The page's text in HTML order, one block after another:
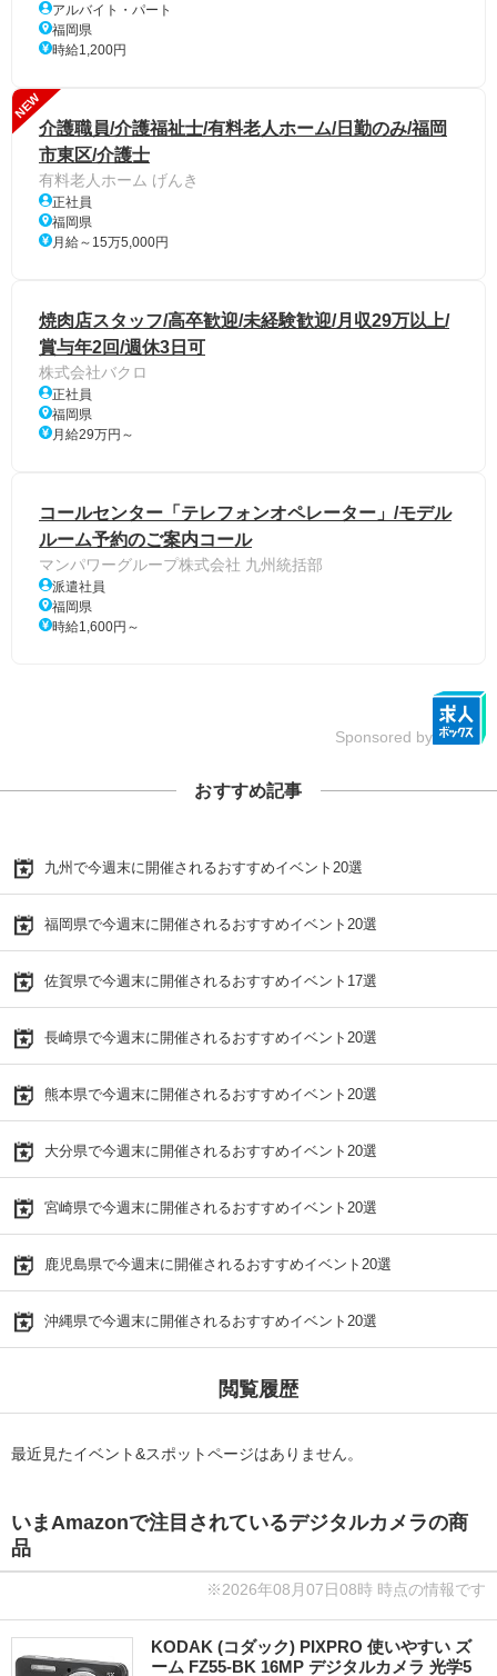
アルバイト・パート
福岡県
時給1,200円
NEW
介護職員/介護福祉士/有料老人ホーム/日勤のみ/福岡
市東区/介護士
有料老人ホーム げんき
正社員
福岡県
月給～15万5,000円
焼肉店スタッフ/高卒歓迎/未経験歓迎/月収29万以上/
賞与年2回/週休3日可
株式会社バクロ
正社員
福岡県
月給29万円～
コールセンター「テレフォンオペレーター」/モデル
ルーム予約のご案内コール
マンパワーグループ株式会社 九州統括部
派遣社員
福岡県
時給1,600円～
Sponsored by
おすすめ記事
九州で今週末に開催されるおすすめイベント20選
福岡県で今週末に開催されるおすすめイベント20選
佐賀県で今週末に開催されるおすすめイベント17選
長崎県で今週末に開催されるおすすめイベント20選
熊本県で今週末に開催されるおすすめイベント20選
大分県で今週末に開催されるおすすめイベント20選
宮崎県で今週末に開催されるおすすめイベント20選
鹿児島県で今週末に開催されるおすすめイベント20選
沖縄県で今週末に開催されるおすすめイベント20選
閲覧履歴
最近見たイベント&スポットページはありません。
いまAmazonで注目されているデジタルカメラの商
品
※2026年08月07日08時 時点の情報です
KODAK (コダック) PIXPRO 使いやすい ズ
ーム FZ55-BK 16MP デジタルカメラ 光学5